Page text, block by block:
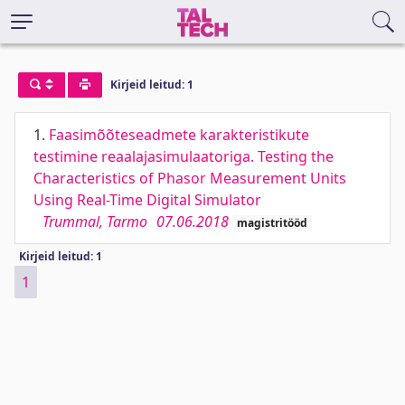
Kirjeid leitud: 1
1. Faasimõõteseadmete karakteristikute
testimine reaalajasimulaatoriga. Testing the
Characteristics of Phasor Measurement Units
Using Real-Time Digital Simulator
Trummal, Tarmo 07.06.2018 magistritööd
Kirjeid leitud: 1
1